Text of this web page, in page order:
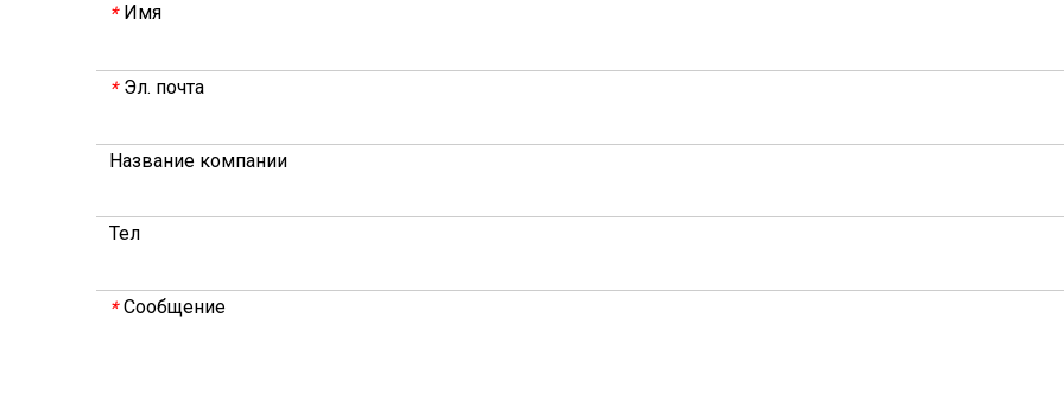
* Имя
* Эл. почта
Название компании
Тел
* Сообщение